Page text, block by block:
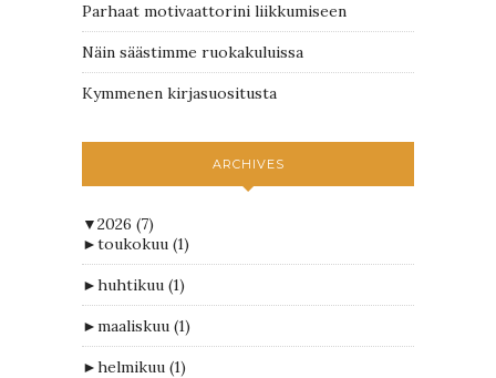
Parhaat motivaattorini liikkumiseen
Näin säästimme ruokakuluissa
Kymmenen kirjasuositusta
ARCHIVES
▼2026 (7)
►toukokuu (1)
►huhtikuu (1)
►maaliskuu (1)
►helmikuu (1)